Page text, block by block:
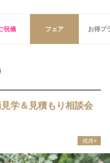
祝儀 フェア お得プ
学＆見積もり相談会
残席○